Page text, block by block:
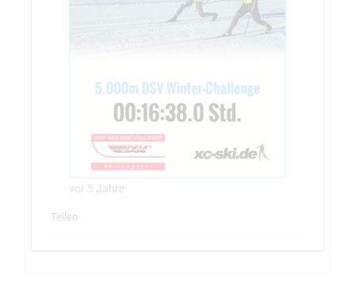
vor 5 Jahre
Teilen